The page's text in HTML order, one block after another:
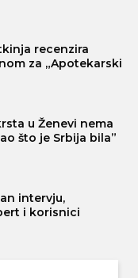
recenzira
za „Apotekarski
u Ženevi nema
što je Srbija bila”
intervju,
i korisnici